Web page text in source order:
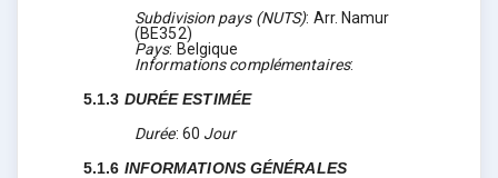
Subdivision pays (NUTS): Arr. Namur
(BE352)
Pays: Belgique
Informations complémentaires:
5.1.3 DURÉE ESTIMÉE
Durée: 60 Jour
5.1.6 INFORMATIONS GÉNÉRALES